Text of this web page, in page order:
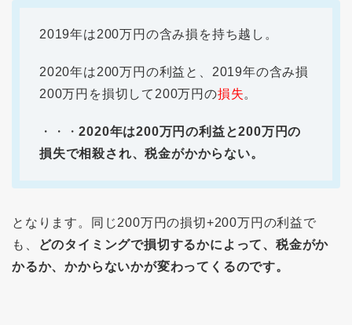
2019年は200万円の含み損を持ち越し。
2020年は200万円の利益と、2019年の含み損
200万円を損切して200万円の損失。
・・・2020年は200万円の利益と200万円の
損失で相殺され、税金がかからない。
となります。同じ200万円の損切+200万円の利益で
も、
どのタイミングで損切するかによって、税金がか
かるか、かからないかが変わってくるのです。